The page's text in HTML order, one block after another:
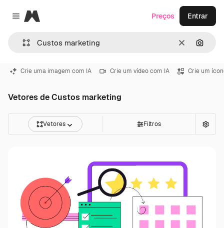
Close menu
Magnific
Limpar
Preços Entrar
Crie uma imagem com IA Crie um vídeo com IA Crie um
Vetores de Custos marketing
Vetores Filtros